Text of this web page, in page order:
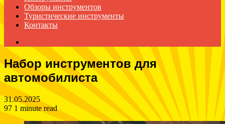
Обзоры инструментов
Туристические инструменты
Контакты
Набор инструментов для
автомобилиста
31.05.2025
97 1 minute read